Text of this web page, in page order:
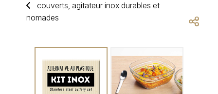
DISTRIBUTION DE REPAS
couverts, agitateur inox durables et
nomades